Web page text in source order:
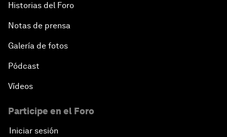
Historias del Foro
Notas de prensa
Galería de fotos
Pódcast
Vídeos
Participe en el Foro
Iniciar sesión